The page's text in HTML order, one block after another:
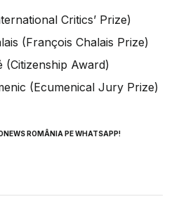
Critics’ Prize)
(François Chalais Prize)
(Citizenship Award)
(Ecumenical Jury Prize)
ROMÂNIA PE WHATSAPP!